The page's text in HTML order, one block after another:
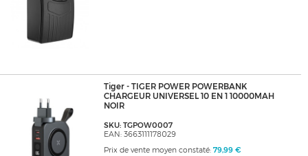
Tiger - TIGER POWER POWERBANK
CHARGEUR UNIVERSEL 10 EN 1 10000MAH
NOIR
SKU: TGPOW0007
EAN: 3663111178029
Prix de vente moyen constaté: 79,99 €